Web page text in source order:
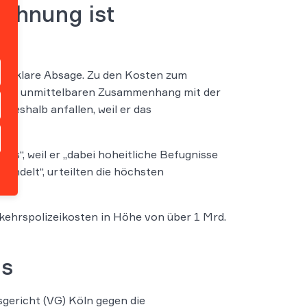
ist
klare Absage. Zu den Kosten zum
in unmittelbaren Zusammenhang mit der
anfallen, weil er das
weil er „dabei hoheitliche Befugnisse
urteilten die höchsten
in Höhe von über 1 Mrd.
(VG) Köln gegen die